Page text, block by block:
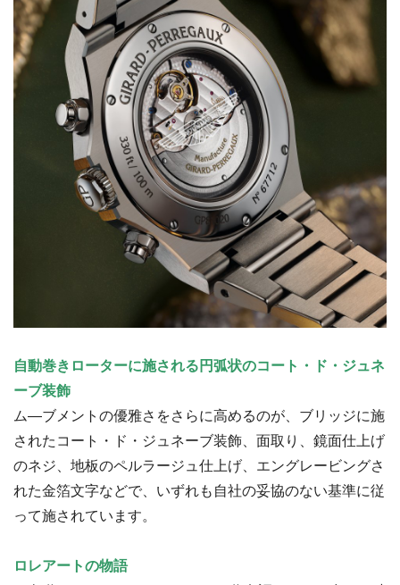
自動巻きローターに施される円弧状のコート・ド・ジュネ
ーブ装飾
ム―ブメントの優雅さをさらに高めるのが、ブリッジに施
されたコート・ド・ジュネーブ装飾、面取り、鏡面仕上げ
のネジ、地板のペルラージュ仕上げ、エングレービングさ
れた金箔文字などで、いずれも自社の妥協のない基準に従
って施されています。
ロレアートの物語